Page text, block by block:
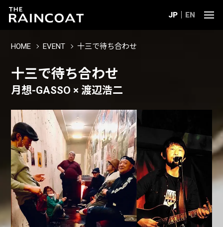
JP EN
HOME EVENT 十三で待ち合わせ
十三で待ち合わせ
月想-GASSO × 渡辺浩二